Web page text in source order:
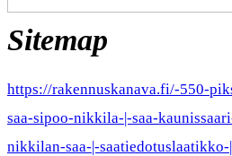
Sitemap
https://rakennuskanava.fi/-550-
saa-sipoo-nikkila-|-saa-
nikkilan-saa-|-